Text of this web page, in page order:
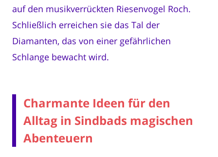
auf den musikverrückten Riesenvogel Roch.
Schließlich erreichen sie das Tal der
Diamanten, das von einer gefährlichen
Schlange bewacht wird.
Charmante Ideen für den
Alltag in Sindbads magischen
Abenteuern